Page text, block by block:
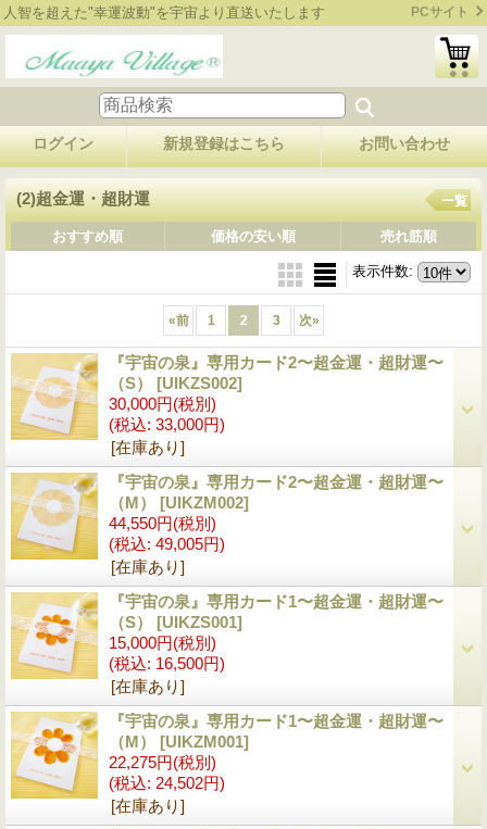
人智を超えた"幸運波動"を宇宙より直送いたします PCサイト
ログイン 新規登録はこちら お問い合わせ
(2)超金運・超財運 一覧
おすすめ順 価格の安い順 売れ筋順
表示件数:
«前 1 2 3 次»
『宇宙の泉』専用カード2〜超金運・超財運〜
（S） [UIKZS002]
30,000円(税別)
(税込: 33,000円)
[在庫あり]
『宇宙の泉』専用カード2〜超金運・超財運〜
（M） [UIKZM002]
44,550円(税別)
(税込: 49,005円)
[在庫あり]
『宇宙の泉』専用カード1〜超金運・超財運〜
（S） [UIKZS001]
15,000円(税別)
(税込: 16,500円)
[在庫あり]
『宇宙の泉』専用カード1〜超金運・超財運〜
（M） [UIKZM001]
22,275円(税別)
(税込: 24,502円)
[在庫あり]